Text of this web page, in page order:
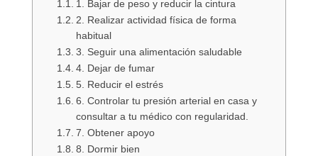
1. Bajar de peso y reducir la cintura
2. Realizar actividad física de forma
habitual
3. Seguir una alimentación saludable
4. Dejar de fumar
5. Reducir el estrés
6. Controlar tu presión arterial en casa y
consultar a tu médico con regularidad.
7. Obtener apoyo
8. Dormir bien